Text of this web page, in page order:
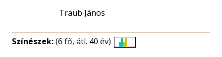
Traub János
Színészek:(6 fő, átl. 40 év)